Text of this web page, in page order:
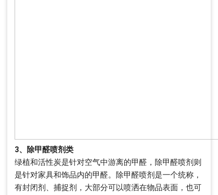
3、除甲醛喷剂类
绿植和活性炭是针对空气中游离的甲醛，除甲醛喷剂则
是针对家具和饰品内的甲醛。除甲醛喷剂是一个统称，
有封闭剂、捕捉剂，大部分可以喷洒在物品表面，也可